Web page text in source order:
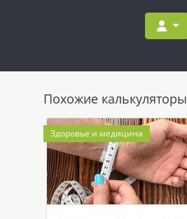
Похожие калькуляторы
Здоровье и медицина